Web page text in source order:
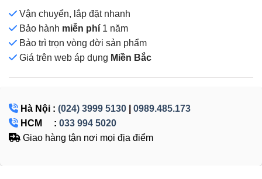
Vận chuyển, lắp đặt nhanh
Bảo hành miễn phí 1 năm
Bảo trì trọn vòng đời sản phẩm
Giá trên web áp dụng Miền Bắc
Hà Nội : (024) 3999 5130
0989.485.173
HCM : 033 994 5020
Giao hàng tận nơi mọi địa điểm